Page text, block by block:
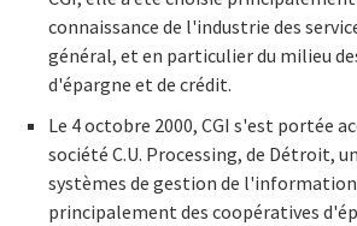
connaissance de l'industrie des
général, et en particulier du milieu
d'épargne et de crédit.
Le 4 octobre 2000, CGI s'est portée
société C.U. Processing, de Détroit,
systèmes de gestion de l'information
principalement des coopératives